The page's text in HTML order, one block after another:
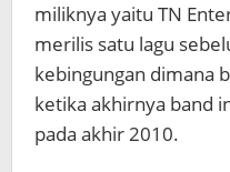
miliknya yaitu TN
merilis satu lagu
kebingungan dimana
ketika akhirnya band
pada akhir 2010.